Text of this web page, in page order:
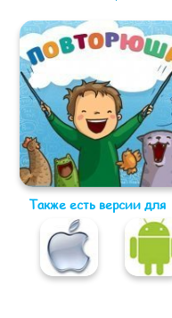
Также есть версии для